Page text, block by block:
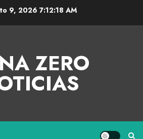
9, 2026 7:12:19 AM
ZERO